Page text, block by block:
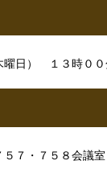
曜日） １３時００
７・７５８会議室